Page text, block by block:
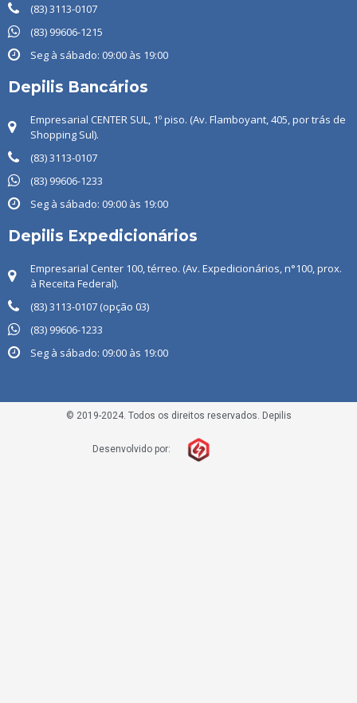
(83) 3113-0107
(83) 99606-1215
Seg à sábado: 09:00 às 19:00
Depilis Bancários
Empresarial CENTER SUL, 1º piso. (Av. Flamboyant, 405, por trás de
Shopping Sul).
(83) 3113-0107
(83) ‭99606-1233
Seg à sábado: 09:00 às 19:00
Depilis Expedicionários
Empresarial Center 100, térreo. (Av. Expedicionários, n°100, prox.
à Receita Federal).
(83) 3113-0107 (opção 03)
(83) 99606-1233
Seg à sábado: 09:00 às 19:00
© 2019-2024. Todos os direitos reservados. Depilis
Desenvolvido por: